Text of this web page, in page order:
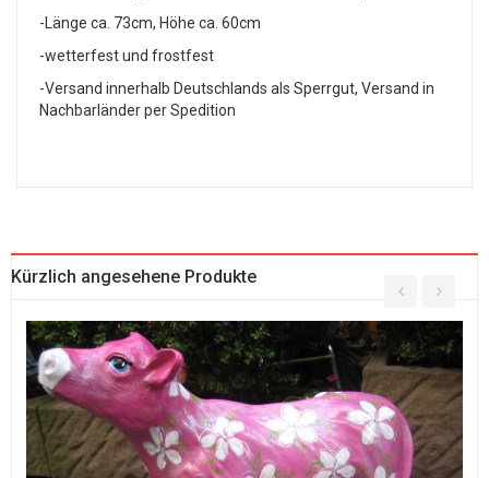
-Länge ca. 73cm, Höhe ca. 60cm
-wetterfest und frostfest
-Versand innerhalb Deutschlands als Sperrgut, Versand in
Nachbarländer per Spedition
Kürzlich angesehene Produkte